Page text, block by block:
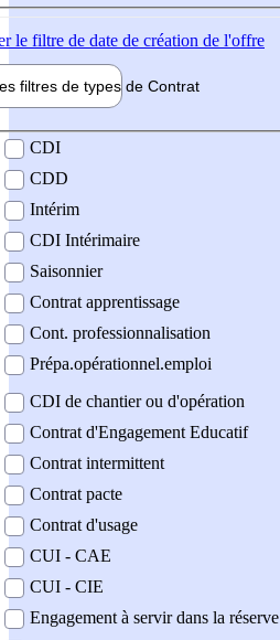
le filtre de date de création de l'offre
filtres de types de Contrat
contrat
CDI
CDD
Intérim
CDI Intérimaire
Saisonnier
Contrat apprentissage
Cont. professionnalisation
Prépa.opérationnel.emploi
CDI de chantier ou d'opération
Contrat d'Engagement Educatif
Contrat intermittent
Contrat pacte
Contrat d'usage
CUI - CAE
CUI - CIE
Engagement à servir dans la réserve